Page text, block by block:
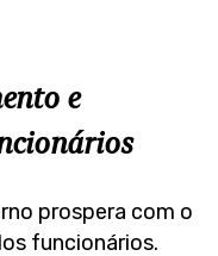
e
prospera com o
funcionários.